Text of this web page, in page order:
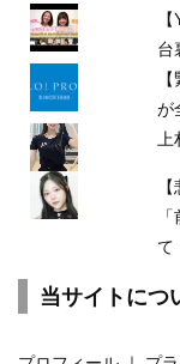
台
が
て
当サイトにつ